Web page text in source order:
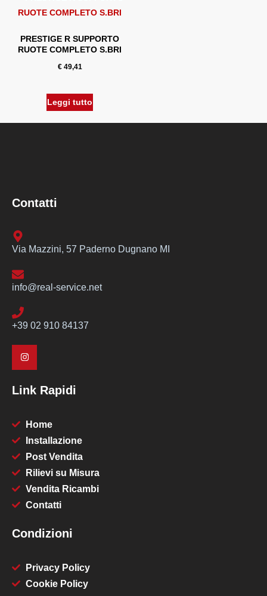
PRESTIGE R SUPPORTO
RUOTE COMPLETO S.BRI
€49,41
Leggi tutto
Contatti
Via Mazzini, 57 Paderno Dugnano MI
info@real-service.net
+39 02 910 84137
Link Rapidi
Home
Installazione
Post Vendita
Rilievi su Misura
Vendita Ricambi
Contatti
Condizioni
Privacy Policy
Cookie Policy